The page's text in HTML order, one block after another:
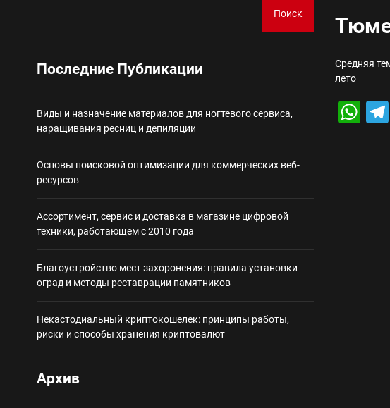
Ассортимент, сервис и
Благоустройство мест
Некастодиальный криптокошелек:
Средняя
лето
Поиск
Последние Публикации
Виды и назначение материалов для ногтевого сервиса,
наращивания ресниц и депиляции
Основы поисковой оптимизации для коммерческих веб-
ресурсов
Ассортимент, сервис и доставка в магазине цифровой
техники, работающем с 2010 года
Благоустройство мест захоронения: правила установки
оград и методы реставрации памятников
Некастодиальный криптокошелек: принципы работы,
риски и способы хранения криптовалют
Архив